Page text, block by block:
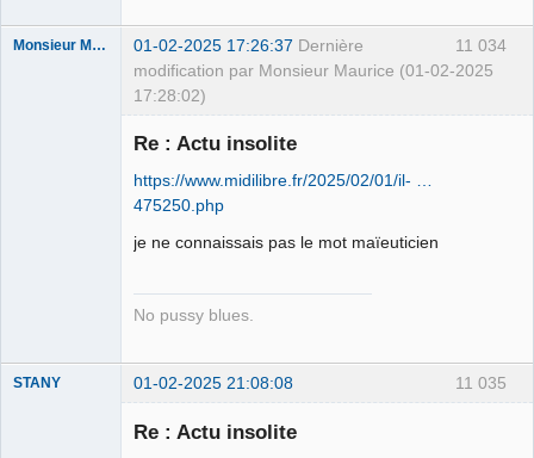
11 034
Monsieur Maurice 01-02-2025 17:26:37 Dernière
modification par Monsieur Maurice (01-02-2025
17:28:02)
Re : Actu insolite
https://www.midilibre.fr/2025/02/01/il- …
475250.php
je ne connaissais pas le mot maïeuticien
No pussy blues.
11 035
STANY 01-02-2025 21:08:08
Re : Actu insolite